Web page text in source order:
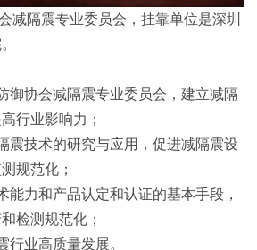
隔震专业委员会，挂靠单位是深圳
御协会减隔震专业委员会，建立减隔
行业影响力；
震技术的研究与应用，促进减隔震设
规范化；
能力和产品认定和认证的基本手段，
检测规范化；
行业高质量发展。